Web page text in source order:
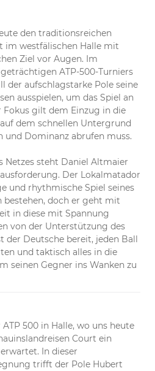
den traditionsreichen
im westfälischen Halle mit
Ziel vor Augen. Im
ATP-500-Turniers
der aufschlagstarke Pole seine
ausspielen, um das Spiel an
Fokus gilt dem Einzug in die
dem schnellen Untergrund
und Dominanz abrufen muss.
Netzes steht Daniel Altmaier
Der Lokalmatador
und rhythmische Spiel seines
bestehen, doch er geht mit
in diese mit Spannung
von der Unterstützung des
der Deutsche bereit, jeden Ball
und taktisch alles in die
seinen Gegner ins Wanken zu
500 in Halle, wo uns heute
Court ein
In dieser
trifft der Pole Hubert